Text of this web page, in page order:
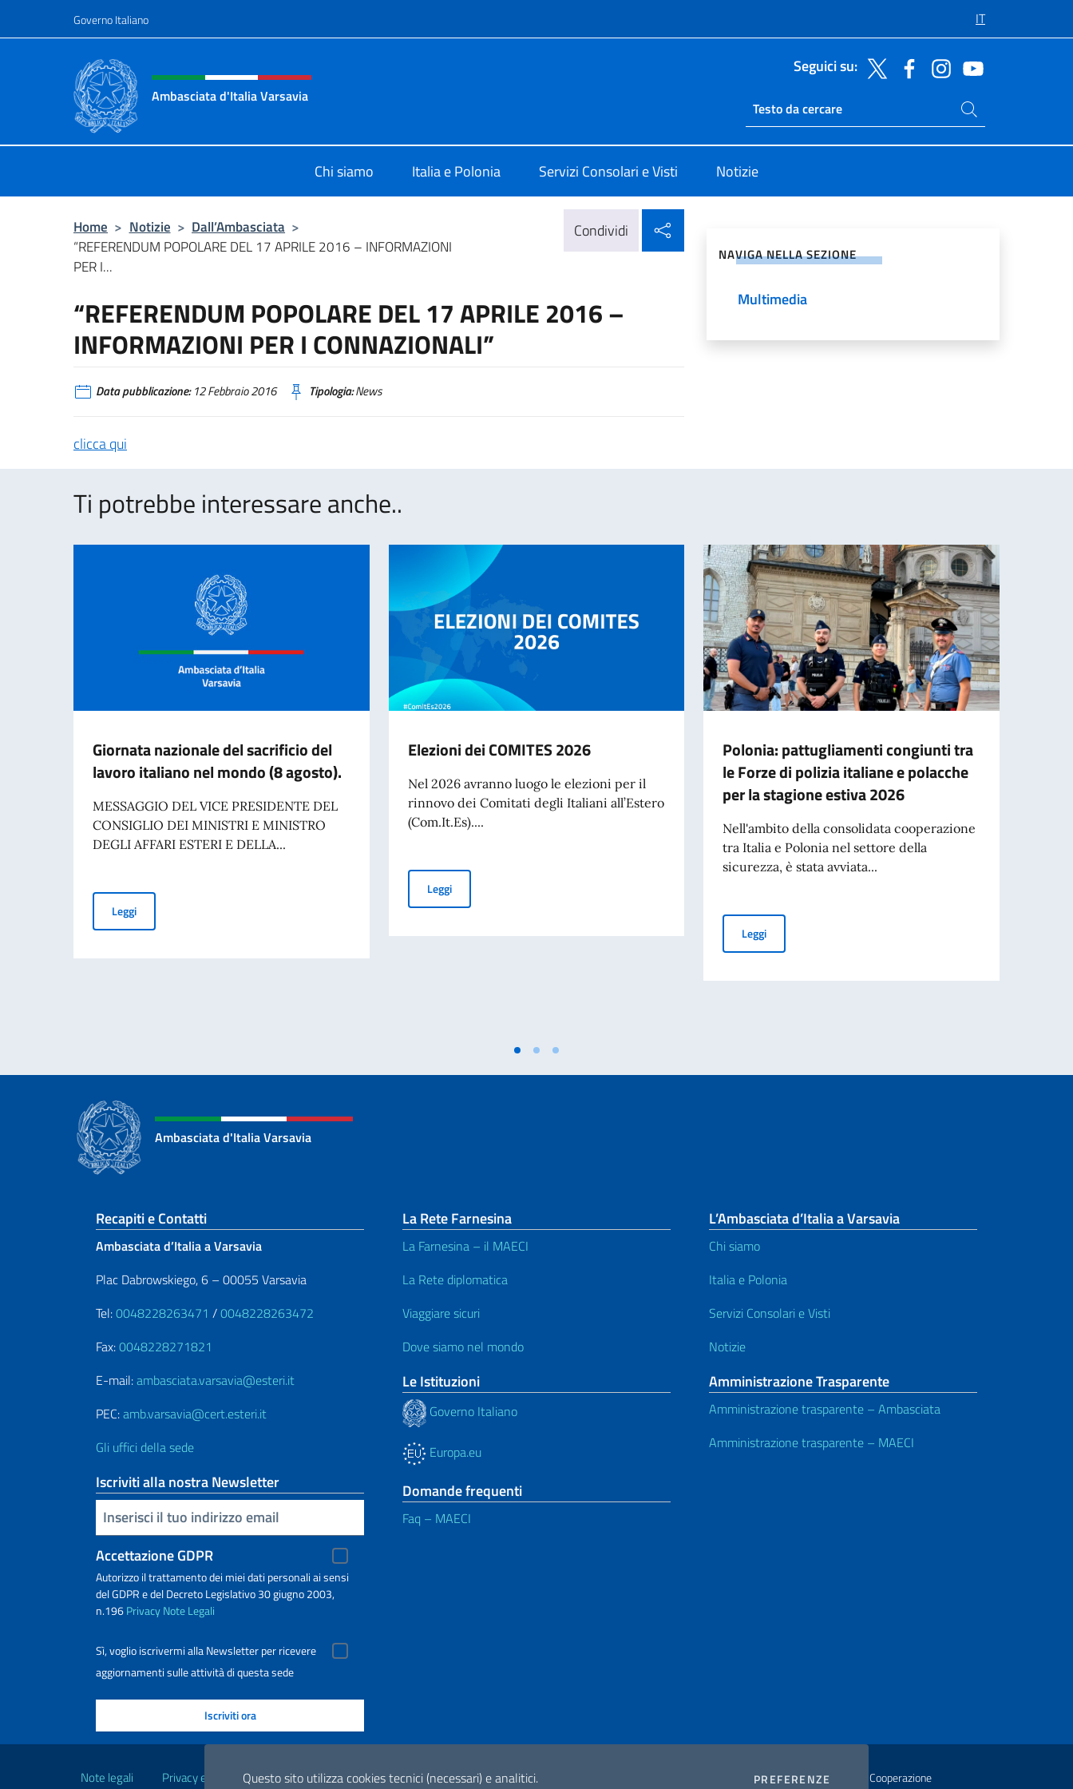
Questo sito utilizza cookies tecnici (necessari) e analitici.
PREFERENZE COOKIES
Governo Italiano IT
Intestazione sito, social e menù
Ambasciata d'Italia Varsavia
Seguici su:
Ricerca sito live
Cerca nel sito
Chi siamo Italia e Polonia Servizi Consolari e Visti Notizie
Home > Notizie > Dall’Ambasciata >
“REFERENDUM POPOLARE DEL 17 APRILE 2016 – INFORMAZIONI
PER I...
Condividi
“REFERENDUM POPOLARE DEL 17 APRILE 2016 –
INFORMAZIONI PER I CONNAZIONALI”
Data pubblicazione:12 Febbraio 2016 Tipologia:News
clicca qui
NAVIGA NELLA SEZIONE
Multimedia
Ti potrebbe interessare anche..
Giornata nazionale del sacrificio del
lavoro italiano nel mondo (8 agosto).
MESSAGGIO DEL VICE PRESIDENTE DEL
CONSIGLIO DEI MINISTRI E MINISTRO
DEGLI AFFARI ESTERI E DELLA...
LeggiGiornata nazionale del sacrificio del lavoro italiano nel mondo (8 agosto).
Elezioni dei COMITES 2026
Nel 2026 avranno luogo le elezioni per il
rinnovo dei Comitati degli Italiani all’Estero
(Com.It.Es)....
LeggiElezioni dei COMITES 2026
Polonia: pattugliamenti congiunti tra
le Forze di polizia italiane e polacche
per la stagione estiva 2026
Nell'ambito della consolidata cooperazione
tra Italia e Polonia nel settore della
sicurezza, è stata avviata...
LeggiPolonia: pattugliamenti congiunti tra le Forze di polizia italiane
Ambasciata d'Italia Varsavia
Sezione footer
Recapiti e Contatti
Ambasciata d’Italia a Varsavia
Plac Dabrowskiego, 6 – 00055 Varsavia
Tel:0048228263471 /0048228263472
Fax:0048228271821
E-mail:ambasciata.varsavia@esteri.it
PEC:amb.varsavia@cert.esteri.it
Gli uffici della sede
Iscriviti alla nostra Newsletter
Inserisci la tua email
Accettazione GDPR
Autorizzo il trattamento dei miei dati personali ai sensi
del GDPR e del Decreto Legislativo 30 giugno 2003,
n.196PrivacyNote Legali
Sì, voglio iscrivermi alla Newsletter per ricevere
aggiornamenti sulle attività di questa sede
La Rete Farnesina
La Farnesina – il MAECI
La Rete diplomatica
Viaggiare sicuri
Dove siamo nel mondo
Le Istituzioni
Governo Italiano
Europa.eu
Domande frequenti
Faq – MAECI
L’Ambasciata d’Italia a Varsavia
Chi siamo
Italia e Polonia
Servizi Consolari e Visti
Notizie
Amministrazione Trasparente
Amministrazione trasparente – Ambasciata
Amministrazione trasparente – MAECI
Note legali Privacy e cookie policy Dichiarazione di accessibilità 2026 Copyright Ministero degli Affari Esteri e della Cooperazione